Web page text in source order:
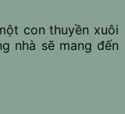
con thuyền xuôi
nhà sẽ mang đến